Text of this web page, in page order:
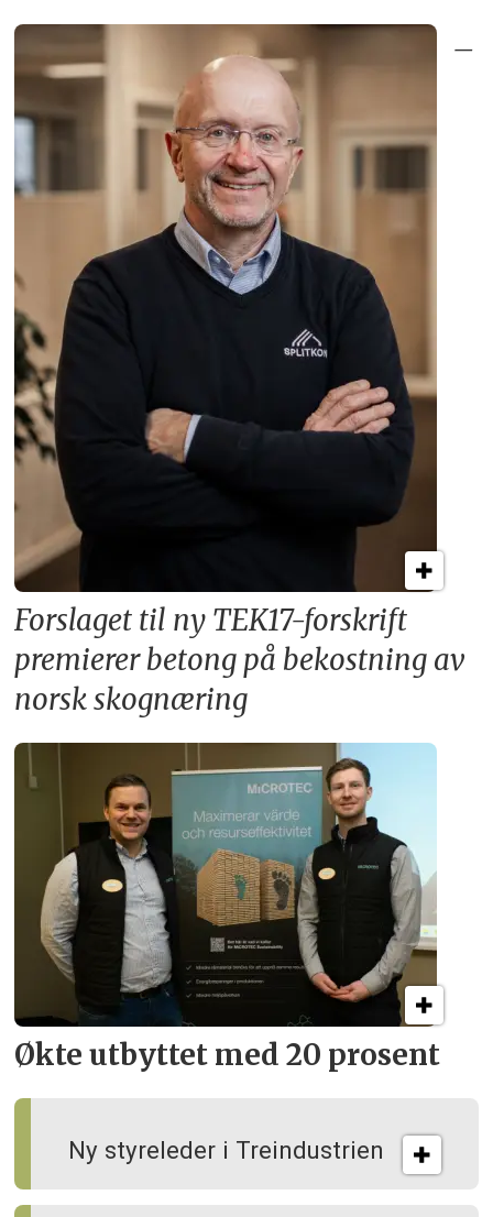
–
Forslaget til ny TEK17-forskrift
premierer betong på bekostning av
norsk skognæring
Økte utbyttet med 20 prosent
Ny styreleder i Treindustrien